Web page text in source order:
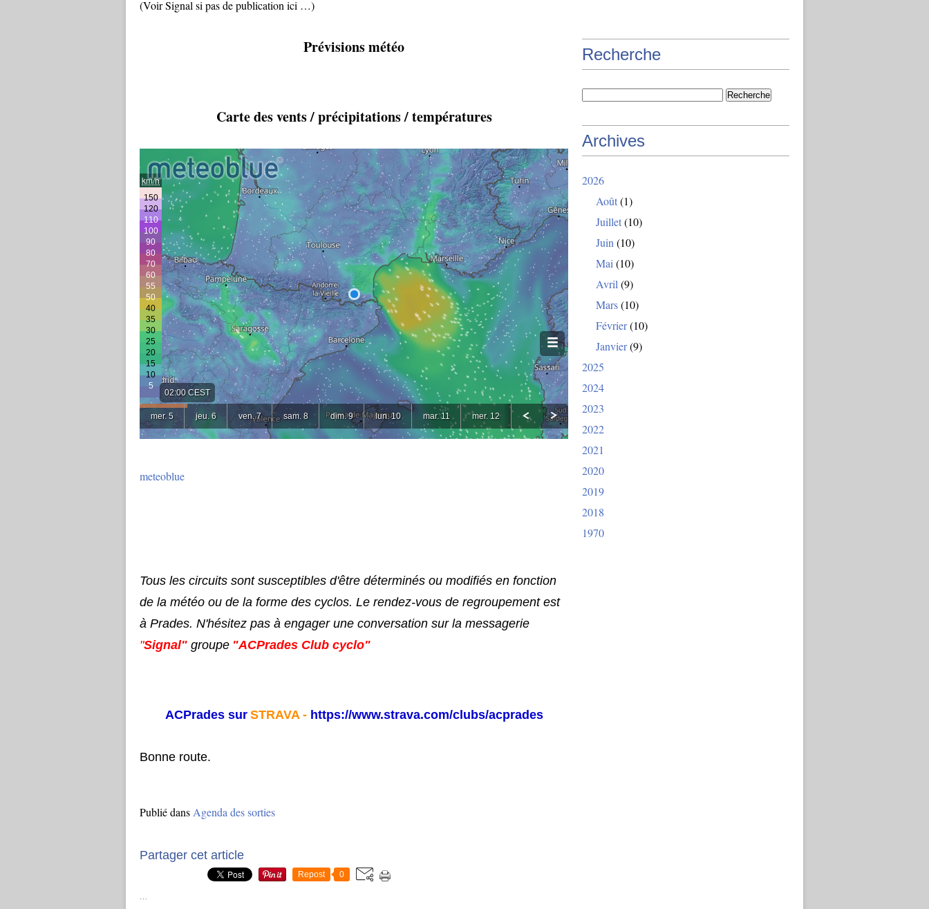
(Voir Signal si pas de publication ici …)
Prévisions météo
Carte des vents / précipitations / températures
meteoblue
Tous les circuits sont susceptibles d'être déterminés ou modifiés en fonction
de la météo ou de la forme des cyclos. Le rendez-vous de regroupement est
à Prades. N'hésitez pas à engager une conversation sur la messagerie
"Signal" groupe "ACPrades Club cyclo"
ACPrades sur STRAVA - https://www.strava.com/clubs/acprades
Bonne route.
Publié dans Agenda des sorties
Partager cet article
Repost 0
…
Recherche
Archives
2026
Août(1)
Juillet(10)
Juin (10)
Mai (10)
Avril (9)
Mars(10)
Février(10)
Janvier(9)
2025
2024
2023
2022
2021
2020
2019
2018
1970